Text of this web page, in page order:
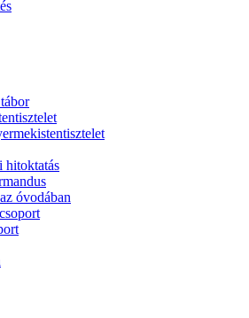
hitoktatás
óvodában